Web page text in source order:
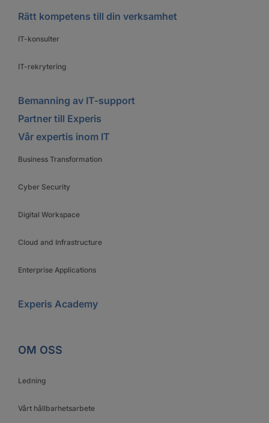
Rätt kompetens till din verksamhet
IT-konsulter
IT-rekrytering
Bemanning av IT-support
Partner till Experis
Vår expertis inom IT
Business Transformation
Cyber Security
Digital Workspace
Cloud and Infrastructure
Enterprise Applications
Experis Academy
OM OSS
Ledning
Vårt hållbarhetsarbete